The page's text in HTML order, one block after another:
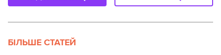
БІЛЬШЕ СТАТЕЙ